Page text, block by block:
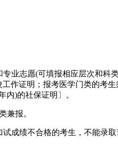
业志愿(可填报相应层次和科
作证明；报考医学门类的考
)的社保证明〕。
兼报。
成绩不合格的考生，不能录